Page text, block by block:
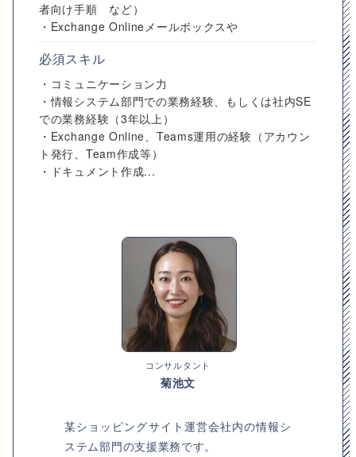
者向け手順 など）
・Exchange Onlineメールボックスや
必須スキル
・コミュニケーション力
・情報システム部門での業務経験、もしくは社内SE
での業務経験（3年以上）
・Exchange Online、Teams運用の経験（アカウン
ト発行、Team作成等）
・ドキュメント作成...
コンサルタント
菊池文
某ショッピングサイト運営会社内の情報シ
ステム部門の支援業務です。